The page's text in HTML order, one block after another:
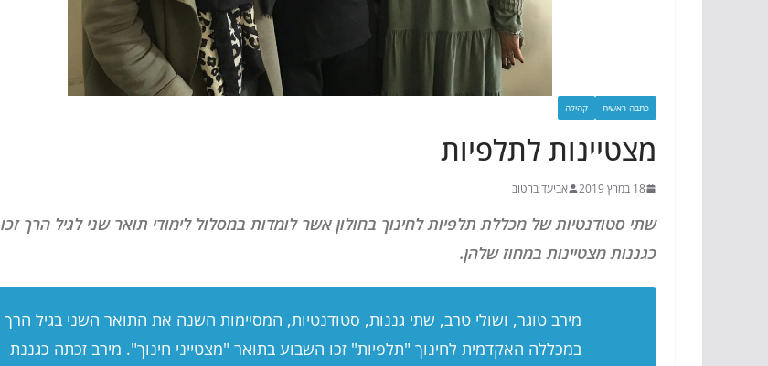
כתבה ראשית קהילה
מצטיינות לתלפיות
18 במרץ 2019 אביעד ברטוב
שתי סטודנטיות של מכללת תלפיות לחינוך בחולון אשר לומדות במסלול לימודי תואר שני לגיל הרך זכו
כגננות מצטיינות במחוז שלהן.
מירב טוגר, ושולי טרב, שתי גננות, סטודנטיות, המסיימות השנה את התואר השני בגיל הרך
במכללה האקדמית לחינוך "תלפיות" זכו השבוע בתואר "מצטייני חינוך". מירב זכתה כגננת